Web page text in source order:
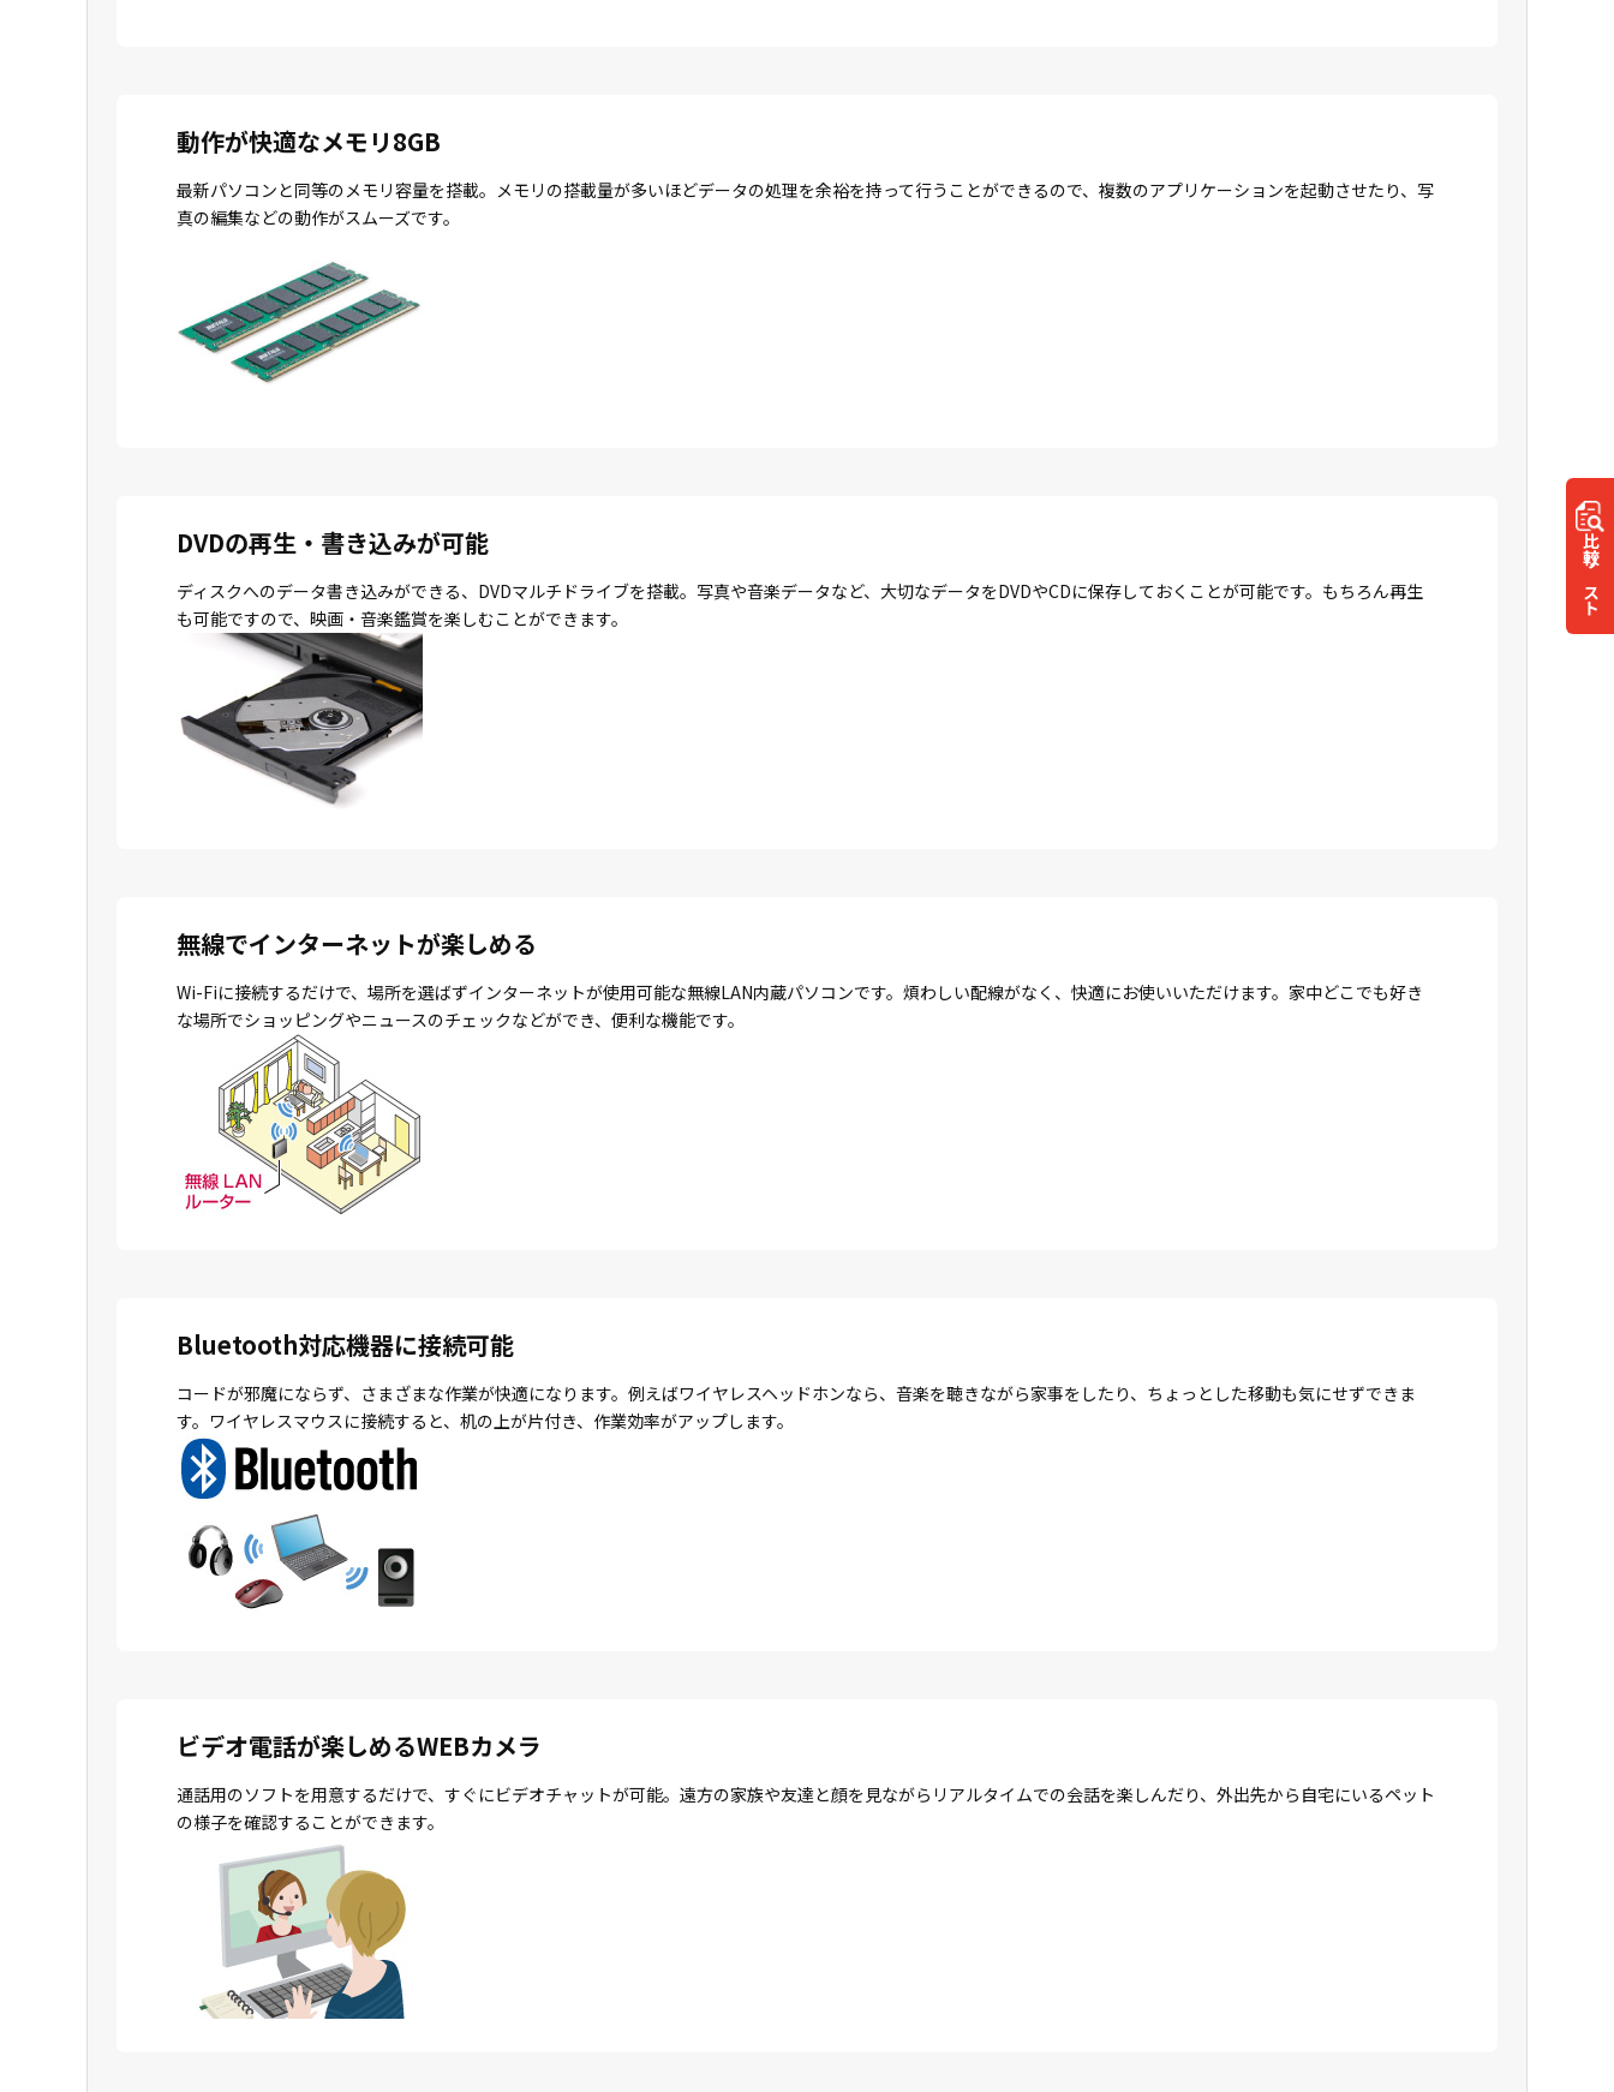
比較
リスト
動作が快適なメモリ8GB
最新パソコンと同等のメモリ容量を搭載。メモリの搭載量が多いほどデータの処理を余裕を持って行うことができるので、複数のアプリケーションを起動させたり、写
真の編集などの動作がスムーズです。
DVDの再生・書き込みが可能
ディスクへのデータ書き込みができる、DVDマルチドライブを搭載。写真や音楽データなど、大切なデータをDVDやCDに保存しておくことが可能です。もちろん再生
も可能ですので、映画・音楽鑑賞を楽しむことができます。
無線でインターネットが楽しめる
Wi-Fiに接続するだけで、場所を選ばずインターネットが使用可能な無線LAN内蔵パソコンです。煩わしい配線がなく、快適にお使いいただけます。家中どこでも好き
な場所でショッピングやニュースのチェックなどができ、便利な機能です。
Bluetooth対応機器に接続可能
コードが邪魔にならず、さまざまな作業が快適になります。例えばワイヤレスヘッドホンなら、音楽を聴きながら家事をしたり、ちょっとした移動も気にせずできま
す。ワイヤレスマウスに接続すると、机の上が片付き、作業効率がアップします。
ビデオ電話が楽しめるWEBカメラ
通話用のソフトを用意するだけで、すぐにビデオチャットが可能。遠方の家族や友達と顔を見ながらリアルタイムでの会話を楽しんだり、外出先から自宅にいるペット
の様子を確認することができます。